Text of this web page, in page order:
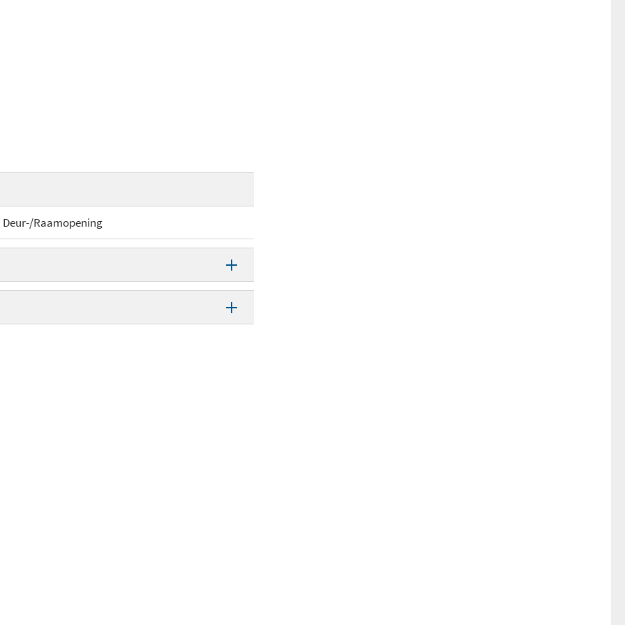
Deur-/Raamopening